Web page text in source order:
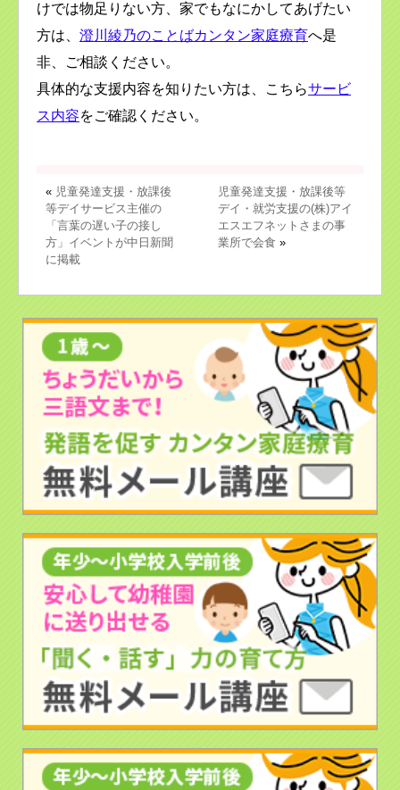
けでは物足りない方、家でもなにかしてあげたい
方は、 澄川綾乃のことばカンタン家庭療育へ是
非、ご相談ください。
具体的な支援内容を知りたい方は、こちらサービ
ス内容をご確認ください。
« 児童発達支援・放課後
等デイサービス主催の
「言葉の遅い子の接し
方」イベントが中日新聞
に掲載
児童発達支援・放課後等
デイ・就労支援の(株)アイ
エスエフネットさまの事
業所で会食 »